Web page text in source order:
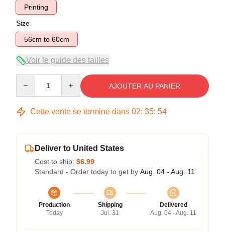
Printing
Size
56cm to 60cm
Voir le guide des tailles
AJOUTER AU PANIER
Cette vente se termine dans 02: 35: 53
Deliver to United States
Cost to ship: $6.99
Standard - Order today to get by Aug. 04 - Aug. 11
Production
Today
Shipping
Jul. 31
Delivered
Aug. 04 - Aug. 11